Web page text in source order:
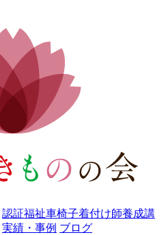
認証福祉車椅子着付け師養成講
実績・事例 ブログ